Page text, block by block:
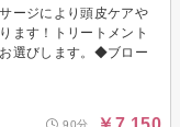
ージにより頭皮ケアや
ます！トリートメント
選びします。◆ブロー